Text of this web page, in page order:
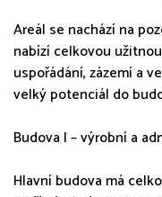
Areál se nachází na
nabízí celkovou
uspořádání, zázemí a
velký potenciál do
Budova I – výrobní a
Hlavní budova má